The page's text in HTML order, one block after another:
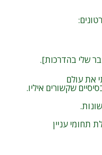
שלי בהדרכות].
את עולם
שקשורים איליו.
תחומי עניין